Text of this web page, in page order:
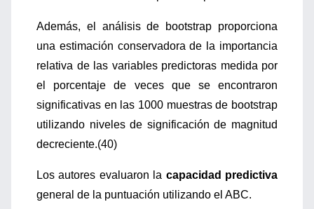
Además, el análisis de bootstrap proporciona
una estimación conservadora de la importancia
relativa de las variables predictoras medida por
el porcentaje de veces que se encontraron
significativas en las 1000 muestras de bootstrap
utilizando niveles de significación de magnitud
decreciente.(40)
Los autores evaluaron la capacidad predictiva
general de la puntuación utilizando el ABC.